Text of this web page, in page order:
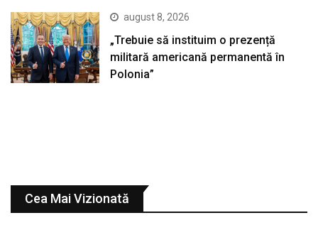
august 8, 2026
„Trebuie să instituim o prezență
militară americană permanentă în
Polonia”
Cea Mai Vizionată